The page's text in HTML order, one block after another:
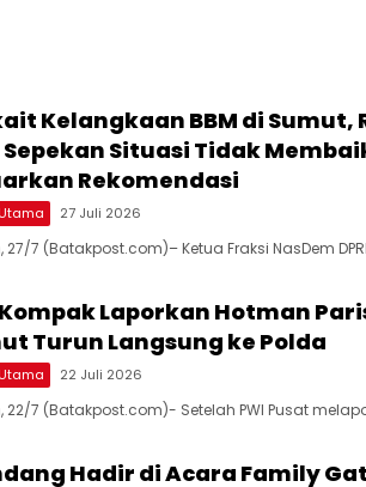
Kelangkaan BBM di Sumut,
Situasi Tidak
Rekomendasi
27 Juli 2026
27/7 (Batakpost.com)– Ketua Fraksi NasDem
Laporkan Hotman
Turun Langsung ke Polda
22 Juli 2026
22/7 (Batakpost.com)- Setelah PWI Pusat
Hadir di Acara Family